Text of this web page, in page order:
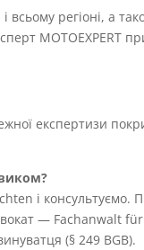
регіоні, а
MOTOEXPERT
експертизи
і консультуємо.
— Fachanwalt
(§ 249 BGB).